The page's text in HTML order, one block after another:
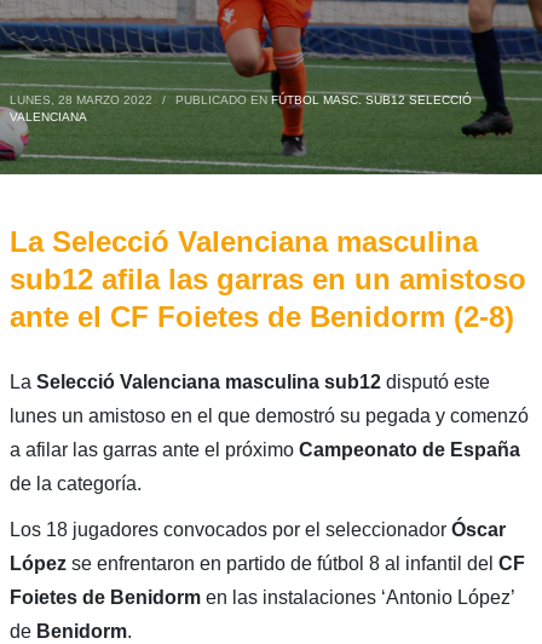
LUNES, 28 MARZO 2022 / PUBLICADO EN FÚTBOL MASC. SUB12 SELECCIÓ
VALENCIANA
La Selecció Valenciana masculina
sub12 afila las garras en un amistoso
ante el CF Foietes de Benidorm (2-8)
La Selecció Valenciana masculina sub12disputó este
lunes un amistoso en el que demostró su pegada y comenzó
a afilar las garras ante el próximo Campeonato de España
de la categoría.
Los 18 jugadores convocados por el seleccionador Óscar
López se enfrentaron en partido de fútbol 8 al infantil del CF
Foietes de Benidormen las instalaciones ‘Antonio López’
de Benidorm.